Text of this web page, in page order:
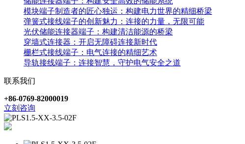
模块端子制造者的匠心独运：构建电力世界的精细桥梁
弹簧式接线端子的创新魅力：连接的力量，无限可能
光伏储能连接器端子：构建清洁能源的桥梁
穿墙式连接器：开启无障碍连接新时代
栅栏式接线端子：电气连接的精细艺术
导轨接线端子：连接智慧，守护电气安全之道
联系我们
+86-0769-82000019
立刻咨询